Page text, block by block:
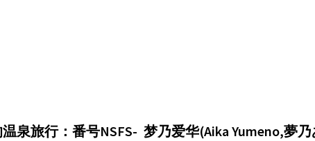
泉旅行：番号NSFS- 梦乃爱华(Aika Yumeno,夢